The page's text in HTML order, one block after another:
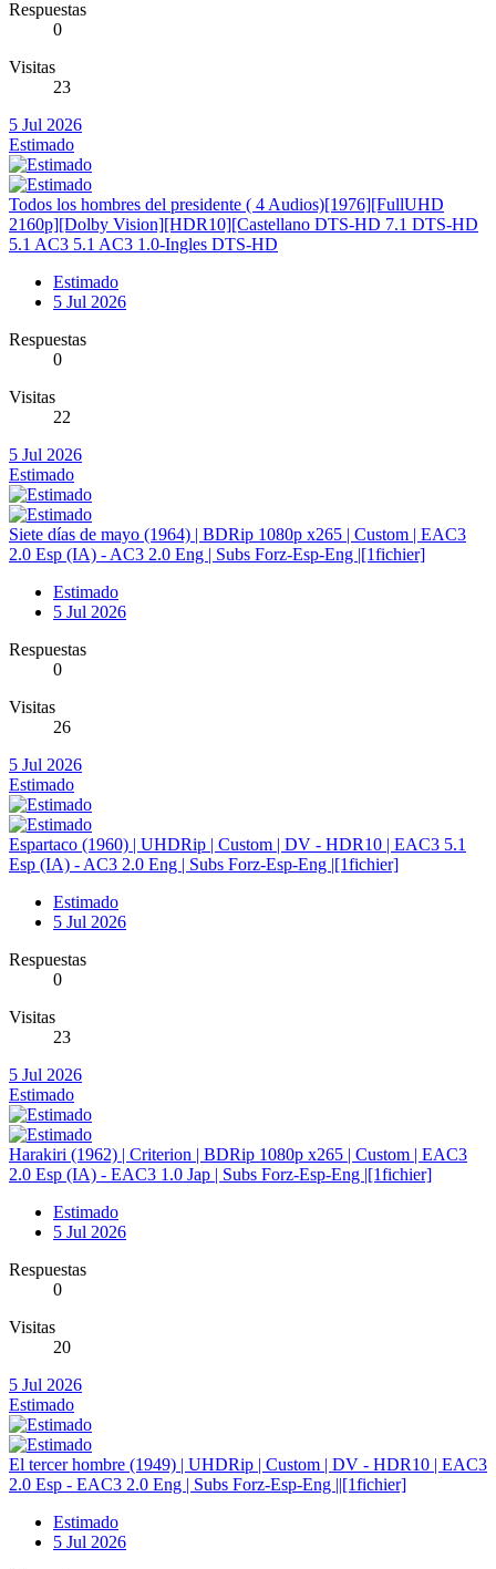
Respuestas
0
Visitas
23
5 Jul 2026
Estimado
Todos los hombres del presidente ( 4 Audios)[1976][FullUHD
2160p][Dolby Vision][HDR10][Castellano DTS-HD 7.1 DTS-HD
5.1 AC3 5.1 AC3 1.0-Ingles DTS-HD
Estimado
5 Jul 2026
Respuestas
0
Visitas
22
5 Jul 2026
Estimado
Siete días de mayo (1964) | BDRip 1080p x265 | Custom | EAC3
2.0 Esp (IA) - AC3 2.0 Eng | Subs Forz-Esp-Eng |[1fichier]
Estimado
5 Jul 2026
Respuestas
0
Visitas
26
5 Jul 2026
Estimado
Espartaco (1960) | UHDRip | Custom | DV - HDR10 | EAC3 5.1
Esp (IA) - AC3 2.0 Eng | Subs Forz-Esp-Eng |[1fichier]
Estimado
5 Jul 2026
Respuestas
0
Visitas
23
5 Jul 2026
Estimado
Harakiri (1962) | Criterion | BDRip 1080p x265 | Custom | EAC3
2.0 Esp (IA) - EAC3 1.0 Jap | Subs Forz-Esp-Eng |[1fichier]
Estimado
5 Jul 2026
Respuestas
0
Visitas
20
5 Jul 2026
Estimado
El tercer hombre (1949) | UHDRip | Custom | DV - HDR10 | EAC3
2.0 Esp - EAC3 2.0 Eng | Subs Forz-Esp-Eng ||[1fichier]
Estimado
5 Jul 2026